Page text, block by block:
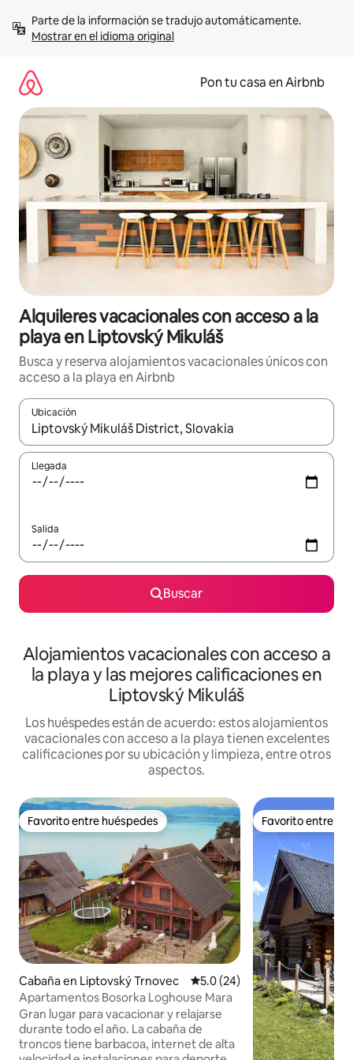
contenidoMostrar en el idioma original
Pon tu casa en Airbnb
Alquileres vacacionales con acceso a la
playa en Liptovský Mikuláš
Busca y reserva alojamientos vacacionales únicos con
acceso a la playa en Airbnb
Ubicación
Cuando los resultados estén disponibles, navega con las
Llegada
Salida
Buscar
Alojamientos vacacionales con acceso a
la playa y las mejores calificaciones en
Liptovský Mikuláš
Los huéspedes están de acuerdo: estos alojamientos
vacacionales con acceso a la playa tienen excelentes
calificaciones por su ubicación y limpieza, entre otros
aspectos.
Favorito entre huéspedes
Favorito entre huéspedes
Cabaña en Liptovský Trnovec Calificación promedio: 5.0 de
5.0 (24)
Apartamentos Bosorka Loghouse Mara
Gran lugar para vacacionar y relajarse
durante todo el año. La cabaña de
troncos tiene barbacoa, internet de alta
Favorito entre
Favorito entre